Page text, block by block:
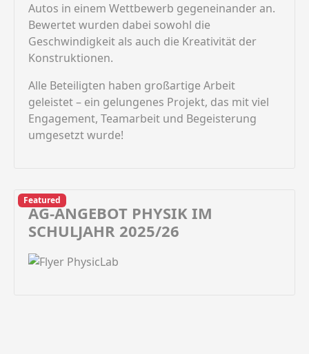
Autos in einem Wettbewerb gegeneinander an.
Bewertet wurden dabei sowohl die
Geschwindigkeit als auch die Kreativität der
Konstruktionen.
Alle Beteiligten haben großartige Arbeit
geleistet – ein gelungenes Projekt, das mit viel
Engagement, Teamarbeit und Begeisterung
umgesetzt wurde!
Featured
AG-ANGEBOT PHYSIK IM
SCHULJAHR 2025/26